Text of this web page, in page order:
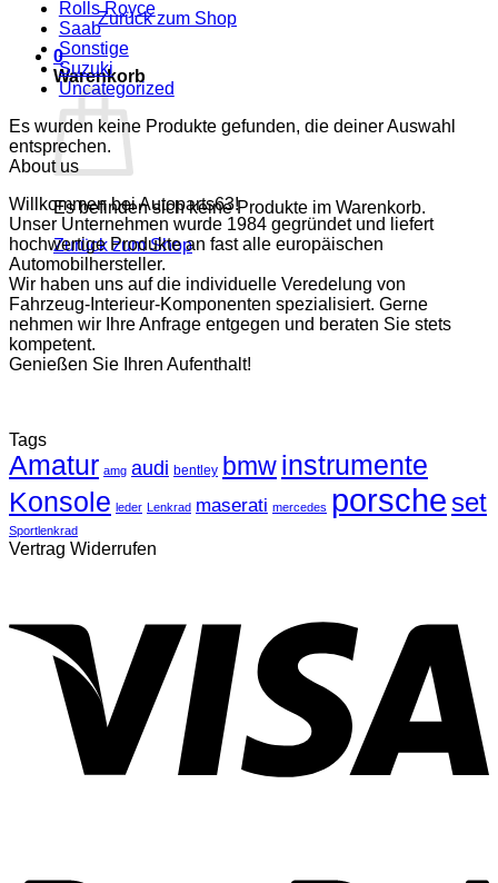
Zurück zum Shop
0
Warenkorb
Es befinden sich keine Produkte im Warenkorb.
Zurück zum Shop
Rolls Royce
Saab
Sonstige
Suzuki
Uncategorized
Es wurden keine Produkte gefunden, die deiner Auswahl
entsprechen.
About us
Willkommen bei Autoparts63!
Unser Unternehmen wurde 1984 gegründet und liefert
hochwertige Produkte an fast alle europäischen
Automobilhersteller.
Wir haben uns auf die individuelle Veredelung von
Fahrzeug-Interieur-Komponenten spezialisiert. Gerne
nehmen wir Ihre Anfrage entgegen und beraten Sie stets
kompetent.
Genießen Sie Ihren Aufenthalt!
Tags
Amatur amg audi bentley bmwinstrumente
Konsole leder Lenkrad maserati mercedes porsche set
Sportlenkrad
Vertrag Widerrufen